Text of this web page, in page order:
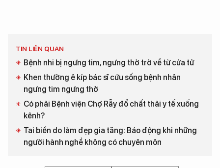
TIN LIÊN QUAN
Bệnh nhi bị ngưng tim, ngưng thở trở về từ cửa tử
Khen thưởng ê kíp bác sĩ cứu sống bệnh nhân
ngưng tim ngưng thở
Có phải Bệnh viện Chợ Rẫy đổ chất thải y tế xuống
kênh?
Tai biến do làm đẹp gia tăng: Báo động khi những
người hành nghề không có chuyên môn